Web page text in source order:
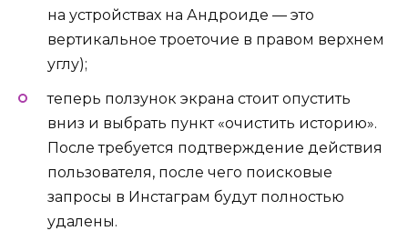
на устройствах на Андроиде — это
вертикальное троеточие в правом верхнем
углу);
теперь ползунок экрана стоит опустить
вниз и выбрать пункт «очистить историю».
После требуется подтверждение действия
пользователя, после чего поисковые
запросы в Инстаграм будут полностью
удалены.